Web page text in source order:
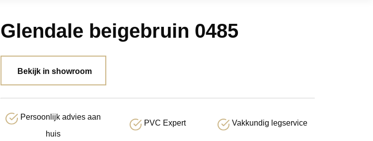
Glendale beigebruin 0485
Bekijk in showroom
Persoonlijk advies aan
huis
PVC Expert Vakkundig legservice